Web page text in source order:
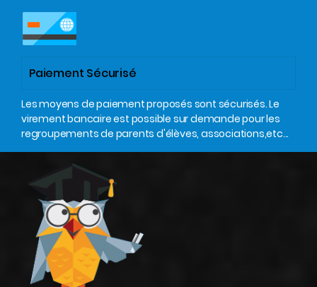
Paiement Sécurisé
Les moyens de paiement proposés sont sécurisés. Le
virement bancaire est possible sur demande pour les
regroupements de parents d'élèves, associations,etc...